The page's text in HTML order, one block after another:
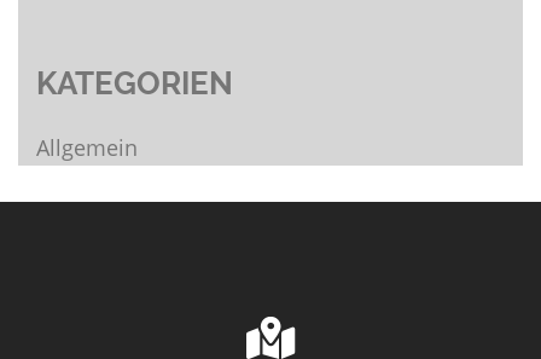
KATEGORIEN
Allgemein